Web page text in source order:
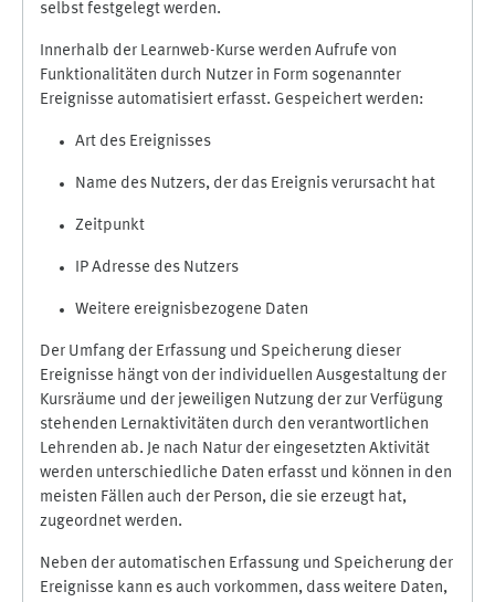
selbst festgelegt werden.
Innerhalb der Learnweb-Kurse werden Aufrufe von
Funktionalitäten durch Nutzer in Form sogenannter
Ereignisse automatisiert erfasst. Gespeichert werden:
Art des Ereignisses
Name des Nutzers, der das Ereignis verursacht hat
Zeitpunkt
IP Adresse des Nutzers
Weitere ereignisbezogene Daten
Der Umfang der Erfassung und Speicherung dieser
Ereignisse hängt von der individuellen Ausgestaltung der
Kursräume und der jeweiligen Nutzung der zur Verfügung
stehenden Lernaktivitäten durch den verantwortlichen
Lehrenden ab. Je nach Natur der eingesetzten Aktivität
werden unterschiedliche Daten erfasst und können in den
meisten Fällen auch der Person, die sie erzeugt hat,
zugeordnet werden.
Neben der automatischen Erfassung und Speicherung der
Ereignisse kann es auch vorkommen, dass weitere Daten,